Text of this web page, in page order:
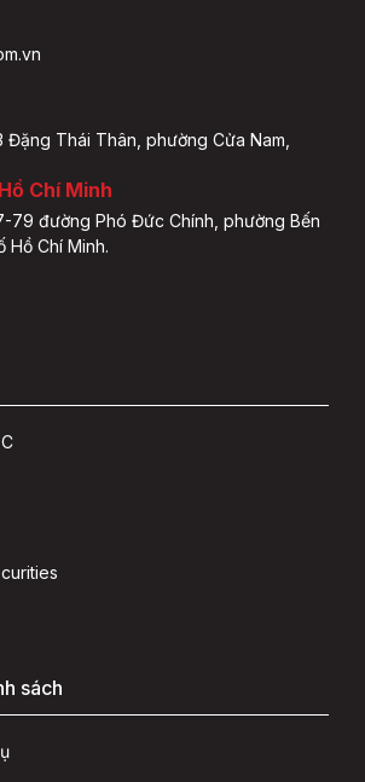
Đặng Thái Thân, phường Cửa Nam,
Chí Minh
79 đường Phó Đức Chính, phường Bến
Hồ Chí Minh.
sách